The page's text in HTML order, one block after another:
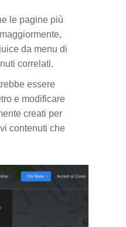
le pagine più
da menu di
correlati.
essere
e modificare
creati per
contenuti che